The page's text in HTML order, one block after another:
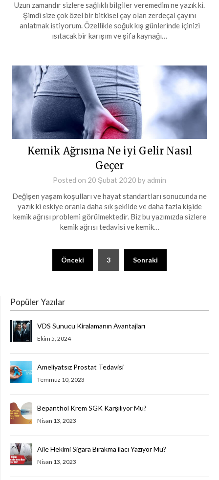
Uzun zamandır sizlere sağlıklı bilgiler veremedim ne yazık ki.
Şimdi size çok özel bir bitkisel çay olan zerdeçal çayını
anlatmak istiyorum. Özellikle soğuk kış günlerinde içinizi
ısıtacak bir karışım ve şifa kaynağı…
Kemik Ağrısına Ne iyi Gelir Nasıl
Geçer
Posted on 20 Şubat 2020 by admin
Değişen yaşam koşulları ve hayat standartları sonucunda ne
yazık ki eskiye oranla daha sık şekilde ve daha fazla kişide
kemik ağrısı problemi görülmektedir. Biz bu yazımızda sizlere
kemik ağrısı tedavisi ve kemik…
sayfalaması
Önceki 3 Sonraki
Popüler Yazılar
VDS Sunucu Kiralamanın Avantajları
Ekim 5, 2024
Ameliyatsız Prostat Tedavisi
Temmuz 10, 2023
Bepanthol Krem SGK Karşılıyor Mu?
Nisan 13, 2023
Aile Hekimi Sigara Bırakma ilacı Yazıyor Mu?
Nisan 13, 2023